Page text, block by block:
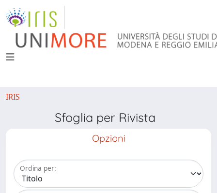
IRIS
Sfoglia per Rivista
Opzioni
Ordina per: